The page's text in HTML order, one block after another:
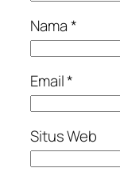
Nama*
Email*
Situs Web